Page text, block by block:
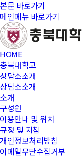
본문 바로가기
메인메뉴 바로가기
HOME
충북대학교
상담소소개
상담소소개
소개
구성원
이용안내 및 위치
규정 및 지침
개인정보처리방침
이메일무단수집거부